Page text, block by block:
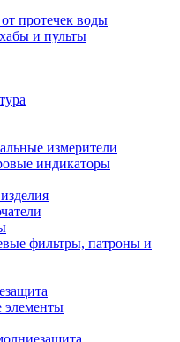
протечек воды
и пульты
измерители
индикаторы
фильтры, патроны и
элементы